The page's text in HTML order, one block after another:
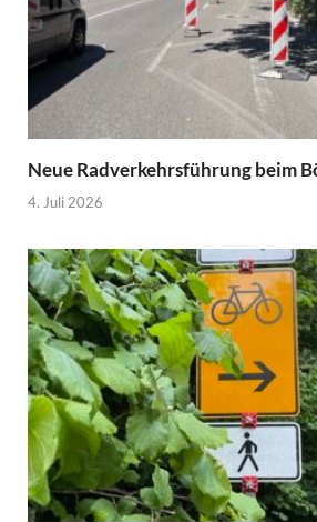
Neue Radverkehrsführung beim
4. Juli 2026